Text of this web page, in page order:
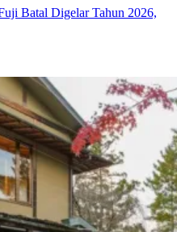
Batal Digelar Tahun 2026,